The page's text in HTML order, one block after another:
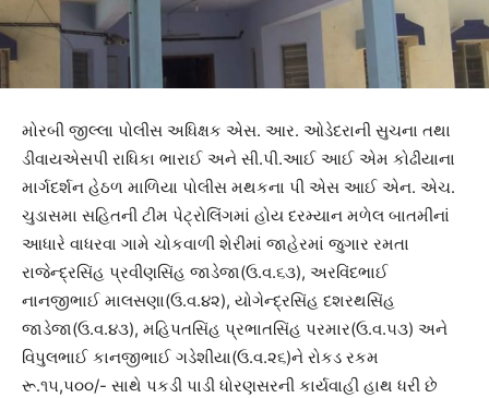
મોરબી જીલ્લા પોલીસ અધિક્ષક એસ. આર. ઓડેદરાની સુચના તથા
ડીવાયએસપી રાધિકા ભારાઈ અને સી.પી.આઈ આઈ એમ કોઢીયાના
માર્ગદર્શન હેઠળ માળિયા પોલીસ મથકના પી એસ આઈ એન. એચ.
ચુડાસમા સહિતની ટીમ પેટ્રોલિંગમાં હોય દરમ્યાન મળેલ બાતમીનાં
આધારે વાધરવા ગામે ચોકવાળી શેરીમાં જાહેરમાં જુગાર રમતા
રાજેન્દ્રસિંહ પ્રવીણસિંહ જાડેજા(ઉ.વ.૬૩), અરવિંદભાઈ
નાનજીભાઈ માલસણા(ઉ.વ.૪૨), યોગેન્દ્રસિંહ દશરથસિંહ
જાડેજા(ઉ.વ.૪૩), મહિપતસિંહ પ્રભાતસિંહ પરમાર(ઉ.વ.૫૩) અને
વિપુલભાઈ કાનજીભાઈ ગડેશીયા(ઉ.વ.૨૬)ને રોકડ રકમ
રૂ.૧૫,૫૦૦/- સાથે પકડી પાડી ધોરણસરની કાર્યવાહી હાથ ધરી છે